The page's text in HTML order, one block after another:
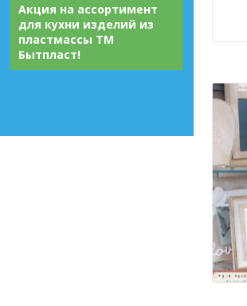
Акция на ассортимент
для кухни изделий из
пластмассы ТМ
Бытпласт!